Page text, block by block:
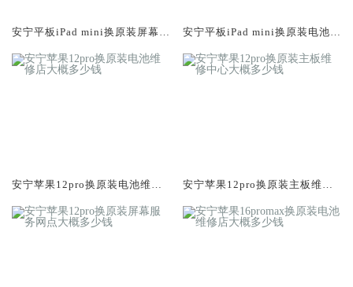
安宁平板iPad mini换原装屏幕服
安宁平板iPad mini换原装电池维
安宁苹果12pro换原装电池维修
安宁苹果12pro换原装主板维修